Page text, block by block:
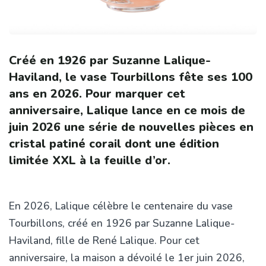
Créé en 1926 par Suzanne Lalique-
Haviland, le vase Tourbillons fête ses 100
ans en 2026. Pour marquer cet
anniversaire, Lalique lance en ce mois de
juin 2026 une série de nouvelles pièces en
cristal patiné corail dont une édition
limitée XXL à la feuille d’or.
En 2026, Lalique célèbre le centenaire du vase
Tourbillons, créé en 1926 par Suzanne Lalique-
Haviland, fille de René Lalique. Pour cet
anniversaire, la maison a dévoilé le 1er juin 2026,